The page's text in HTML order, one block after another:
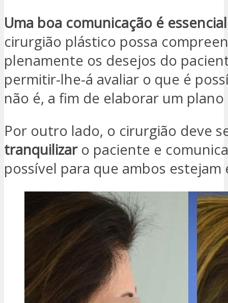
Uma boa comunicação é essencial
cirurgião plástico possa
plenamente os desejos do
permitir-lhe-á avaliar o que é
não é, a fim de elaborar um plano
Por outro lado, o cirurgião deve
tranquilizaro paciente e
possível para que ambos estejam